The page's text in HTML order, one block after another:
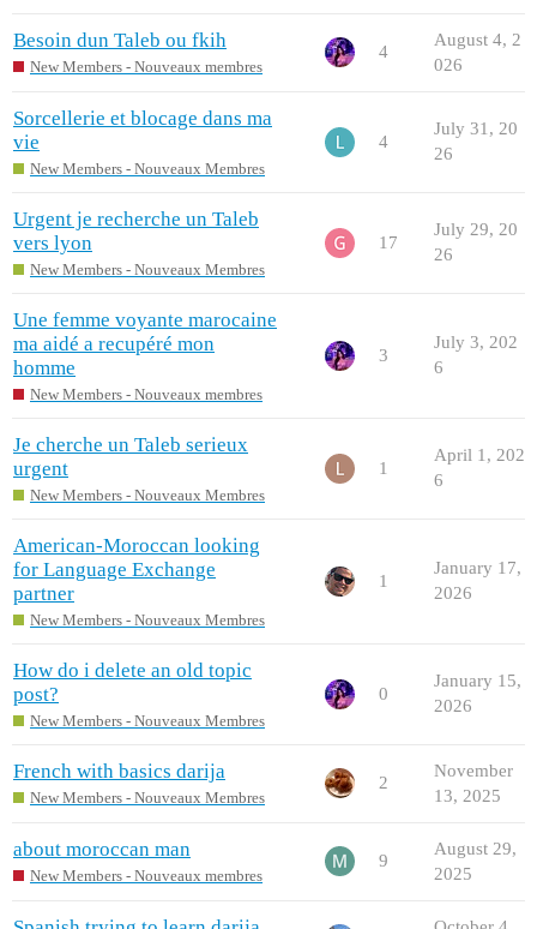
Besoin dun Taleb ou fkih
New Members - Nouveaux membres
4
August 4, 2
026
Sorcellerie et blocage dans ma
vie
New Members - Nouveaux Membres
4
July 31, 20
26
Urgent je recherche un Taleb
vers lyon
New Members - Nouveaux Membres
17
July 29, 20
26
Une femme voyante marocaine
ma aidé a recupéré mon
homme
New Members - Nouveaux membres
3
July 3, 202
6
Je cherche un Taleb serieux
urgent
New Members - Nouveaux Membres
1
April 1, 202
6
American-Moroccan looking
for Language Exchange
partner
New Members - Nouveaux Membres
1
January 17,
2026
How do i delete an old topic
post?
New Members - Nouveaux Membres
0
January 15,
2026
French with basics darija
New Members - Nouveaux Membres
2
November
13, 2025
about moroccan man
New Members - Nouveaux membres
9
August 29,
2025